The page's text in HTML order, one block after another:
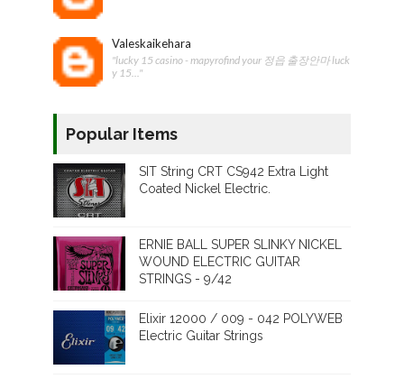
Valeskaikehara
"lucky 15 casino - mapyrofind your 정읍 출장안마 luck
y 15..."
Popular Items
SIT String CRT CS942 Extra Light
Coated Nickel Electric.
ERNIE BALL SUPER SLINKY NICKEL
WOUND ELECTRIC GUITAR
STRINGS - 9/42
Elixir 12000 / 009 - 042 POLYWEB
Electric Guitar Strings